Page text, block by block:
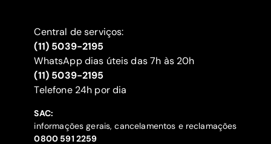
Central de serviços:
(11) 5039-2195
WhatsApp dias úteis das 7h às 20h
(11) 5039-2195
‍Telefone 24h por dia
SAC:
informações gerais, cancelamentos e reclamações
‍0800 591 2259